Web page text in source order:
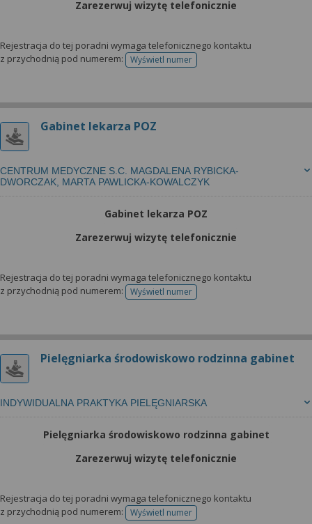
Zarezerwuj wizytę telefonicznie
Rejestracja do tej poradni wymaga telefonicznego kontaktu
z przychodnią pod numerem:
Wyświetl numertelefonu do rejestracji
Gabinet lekarza POZ
CENTRUM MEDYCZNE S.C. MAGDALENA RYBICKA-
DWORCZAK, MARTA PAWLICKA-KOWALCZYK
Gabinet lekarza POZ
Zarezerwuj wizytę telefonicznie
Rejestracja do tej poradni wymaga telefonicznego kontaktu
z przychodnią pod numerem:
Wyświetl numertelefonu do rejestracji
Pielęgniarka środowiskowo rodzinna gabinet
INDYWIDUALNA PRAKTYKA PIELĘGNIARSKA
Pielęgniarka środowiskowo rodzinna gabinet
Zarezerwuj wizytę telefonicznie
Rejestracja do tej poradni wymaga telefonicznego kontaktu
z przychodnią pod numerem:
Wyświetl numertelefonu do rejestracji